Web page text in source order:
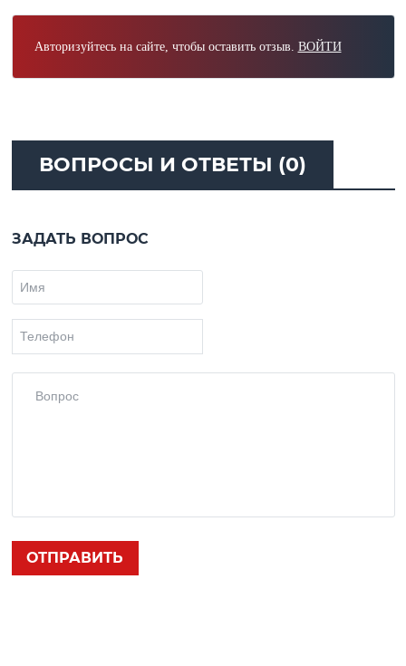
Авторизуйтесь на сайте, чтобы оставить отзыв. ВОЙТИ
ВОПРОСЫ И ОТВЕТЫ (0)
ЗАДАТЬ ВОПРОС